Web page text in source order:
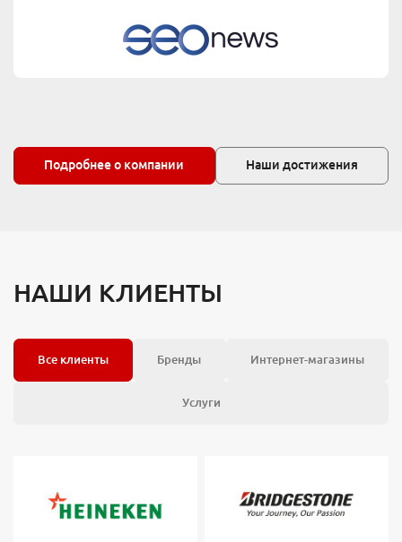
Подробнее о компании Наши достижения
НАШИ КЛИЕНТЫ
Все клиенты Бренды Интернет-магазины
Услуги